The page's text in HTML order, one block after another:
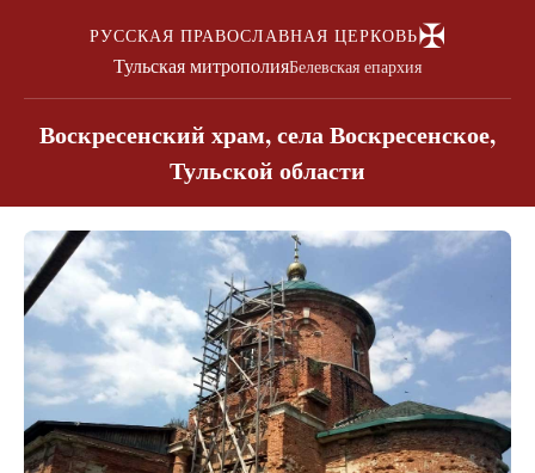
РУССКАЯ ПРАВОСЛАВНАЯ ЦЕРКОВЬ✠
Тульская митрополияБелевская епархия
Воскресенский храм, села Воскресенское,
Тульской области